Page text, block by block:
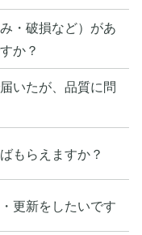
・破損など）があ
か？
いたが、品質に問
もらえますか？
更新をしたいです